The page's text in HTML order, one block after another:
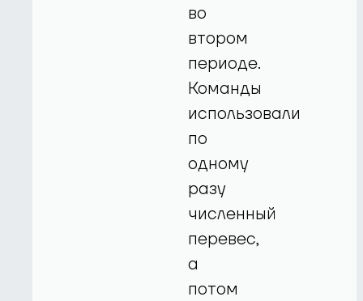
во
втором
периоде.
Команды
использовали
по
одному
разу
численный
перевес,
а
потом